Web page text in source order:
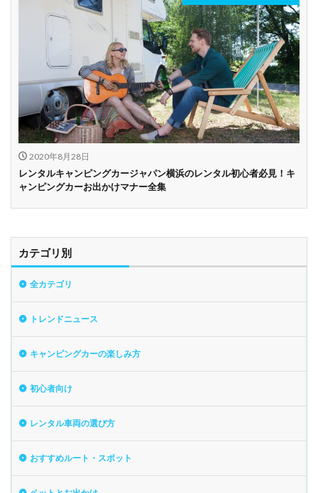
2020年8月28日
レンタルキャンピングカージャパン横浜のレンタル初心者必見！キ
ャンピングカーお出かけマナー全集
カテゴリ別
全カテゴリ
トレンドニュース
キャンピングカーの楽しみ方
初心者向け
レンタル車両の選び方
おすすめルート・スポット